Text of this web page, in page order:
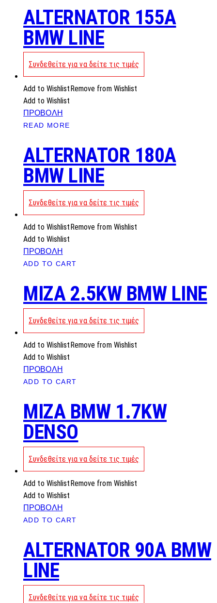
ALTERNATOR 155A
BMW LINE
Συνδεθείτε για να δείτε τις τιμές
Add to Wishlist Remove from Wishlist
Add to Wishlist
ΠΡΟΒΟΛΗ
READ MORE
ALTERNATOR 180A
BMW LINE
Συνδεθείτε για να δείτε τις τιμές
Add to Wishlist Remove from Wishlist
Add to Wishlist
ΠΡΟΒΟΛΗ
ADD TO CART
MIZA 2.5KW BMW LINE
Συνδεθείτε για να δείτε τις τιμές
Add to Wishlist Remove from Wishlist
Add to Wishlist
ΠΡΟΒΟΛΗ
ADD TO CART
MIZA BMW 1.7KW
DENSO
Συνδεθείτε για να δείτε τις τιμές
Add to WishlistRemove from Wishlist
Add to Wishlist
ΠΡΟΒΟΛΗ
ADD TO CART
ALTERNATOR 90A BMW
LINE
Συνδεθείτε για να δείτε τις τιμές